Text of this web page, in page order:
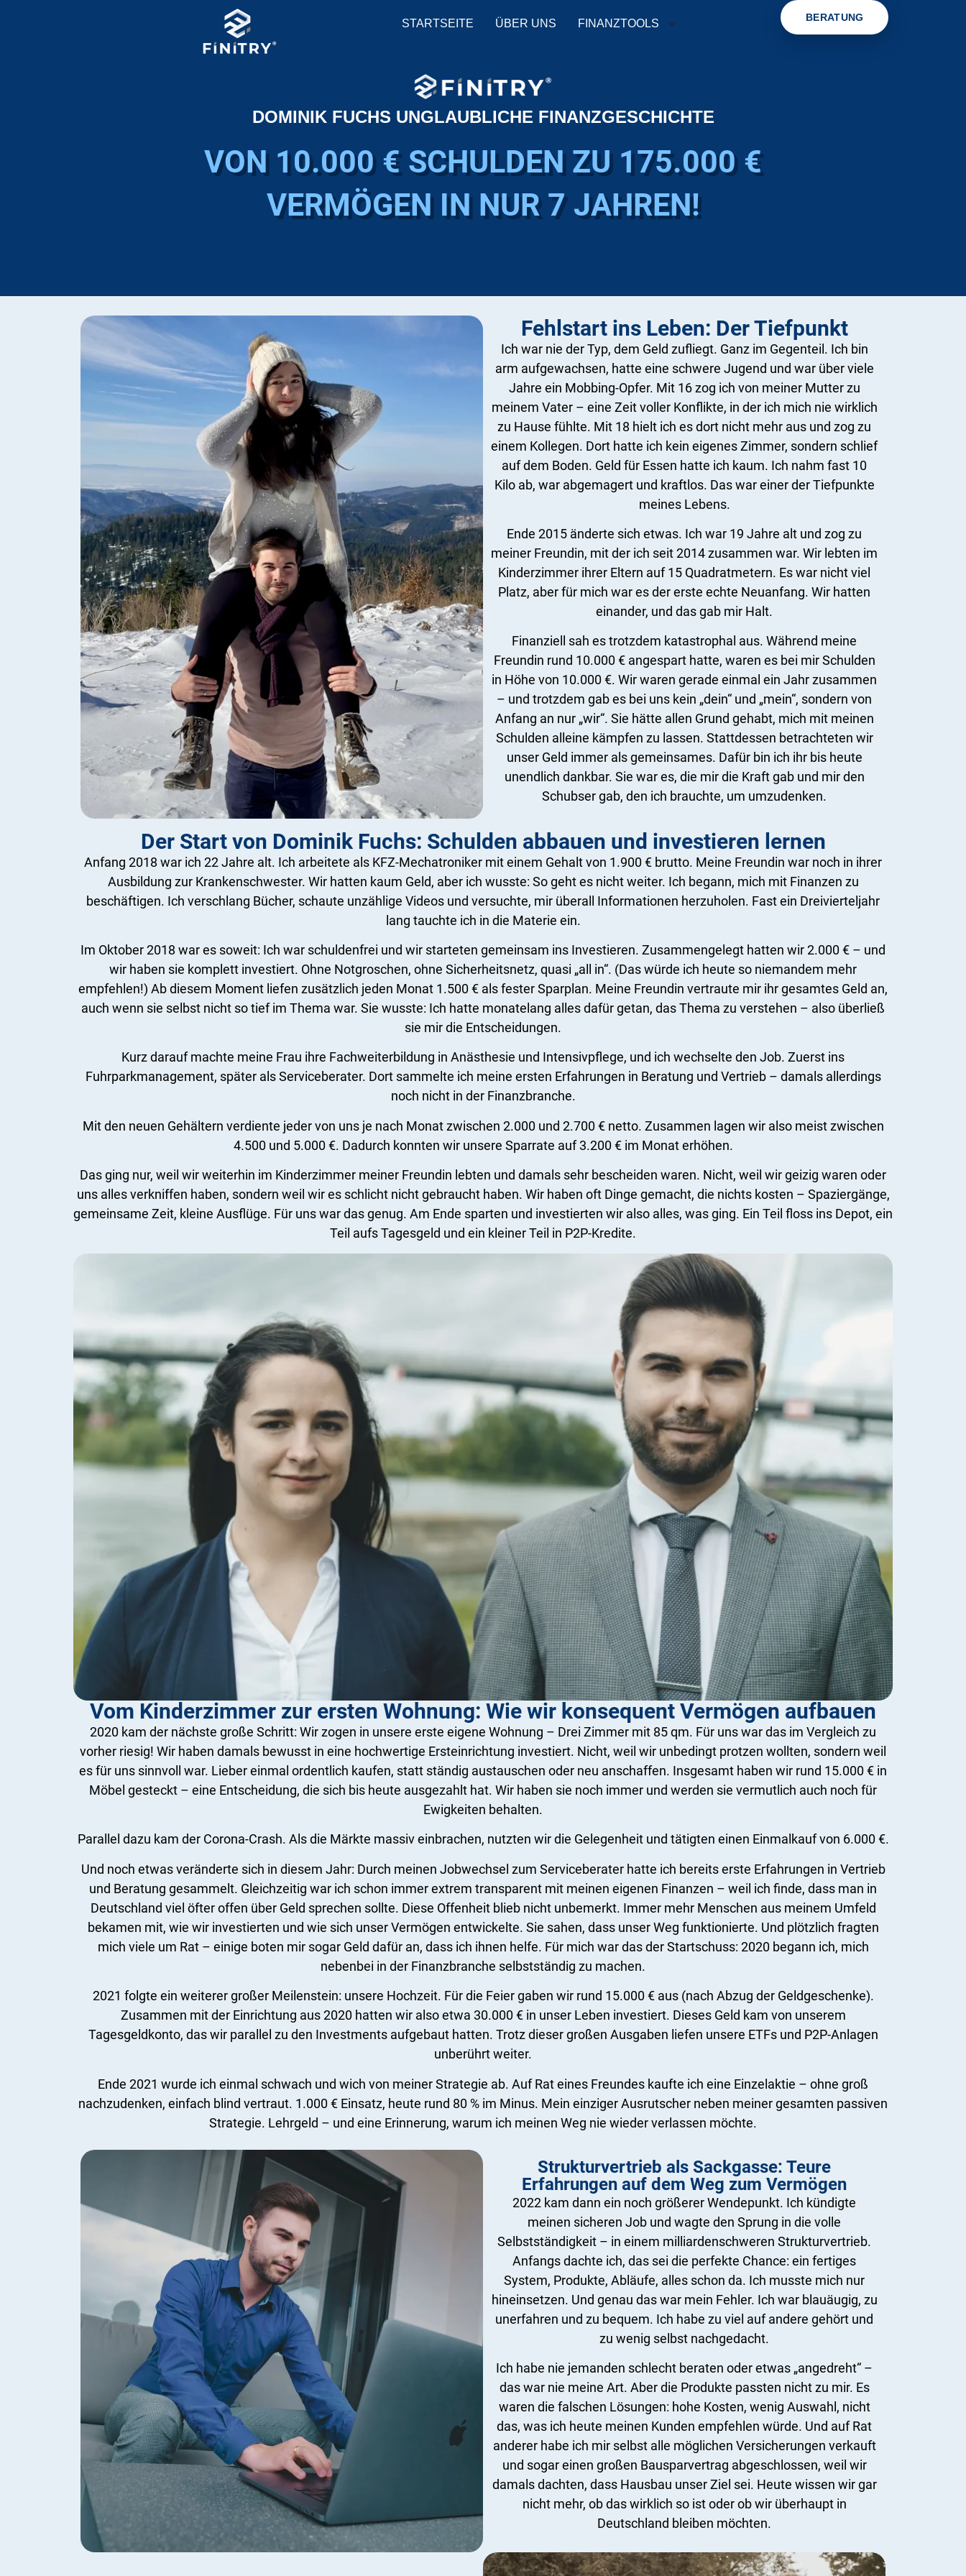
STARTSEITE ÜBER UNS FINANZTOOLS BERATUNG
DOMINIK FUCHS UNGLAUBLICHE FINANZGESCHICHTE
VON 10.000 € SCHULDEN ZU 175.000 €
VERMÖGEN IN NUR 7 JAHREN!
Fehlstart ins Leben: Der Tiefpunkt
Ich war nie der Typ, dem Geld zufliegt. Ganz im Gegenteil. Ich bin
arm aufgewachsen, hatte eine schwere Jugend und war über viele
Jahre ein Mobbing-Opfer. Mit 16 zog ich von meiner Mutter zu
meinem Vater – eine Zeit voller Konflikte, in der ich mich nie wirklich
zu Hause fühlte. Mit 18 hielt ich es dort nicht mehr aus und zog zu
einem Kollegen. Dort hatte ich kein eigenes Zimmer, sondern schlief
auf dem Boden. Geld für Essen hatte ich kaum. Ich nahm fast 10
Kilo ab, war abgemagert und kraftlos. Das war einer der Tiefpunkte
meines Lebens.
Ende 2015 änderte sich etwas. Ich war 19 Jahre alt und zog zu
meiner Freundin, mit der ich seit 2014 zusammen war. Wir lebten im
Kinderzimmer ihrer Eltern auf 15 Quadratmetern. Es war nicht viel
Platz, aber für mich war es der erste echte Neuanfang. Wir hatten
einander, und das gab mir Halt.
Finanziell sah es trotzdem katastrophal aus. Während meine
Freundin rund 10.000 € angespart hatte, waren es bei mir Schulden
in Höhe von 10.000 €. Wir waren gerade einmal ein Jahr zusammen
– und trotzdem gab es bei uns kein „dein“ und „mein“, sondern von
Anfang an nur „wir“. Sie hätte allen Grund gehabt, mich mit meinen
Schulden alleine kämpfen zu lassen. Stattdessen betrachteten wir
unser Geld immer als gemeinsames. Dafür bin ich ihr bis heute
unendlich dankbar. Sie war es, die mir die Kraft gab und mir den
Schubser gab, den ich brauchte, um umzudenken.
Der Start von Dominik Fuchs: Schulden abbauen und investieren lernen
Anfang 2018 war ich 22 Jahre alt. Ich arbeitete als KFZ-Mechatroniker mit einem Gehalt von 1.900 € brutto. Meine Freundin war noch in ihrer
Ausbildung zur Krankenschwester. Wir hatten kaum Geld, aber ich wusste: So geht es nicht weiter. Ich begann, mich mit Finanzen zu
beschäftigen. Ich verschlang Bücher, schaute unzählige Videos und versuchte, mir überall Informationen herzuholen. Fast ein Dreivierteljahr
lang tauchte ich in die Materie ein.
Im Oktober 2018 war es soweit: Ich war schuldenfrei und wir starteten gemeinsam ins Investieren. Zusammengelegt hatten wir 2.000 € – und
wir haben sie komplett investiert. Ohne Notgroschen, ohne Sicherheitsnetz, quasi „all in“. (Das würde ich heute so niemandem mehr
empfehlen!) Ab diesem Moment liefen zusätzlich jeden Monat 1.500 € als fester Sparplan. Meine Freundin vertraute mir ihr gesamtes Geld an,
auch wenn sie selbst nicht so tief im Thema war. Sie wusste: Ich hatte monatelang alles dafür getan, das Thema zu verstehen – also überließ
sie mir die Entscheidungen.
Kurz darauf machte meine Frau ihre Fachweiterbildung in Anästhesie und Intensivpflege, und ich wechselte den Job. Zuerst ins
Fuhrparkmanagement, später als Serviceberater. Dort sammelte ich meine ersten Erfahrungen in Beratung und Vertrieb – damals allerdings
noch nicht in der Finanzbranche.
Mit den neuen Gehältern verdiente jeder von uns je nach Monat zwischen 2.000 und 2.700 € netto. Zusammen lagen wir also meist zwischen
4.500 und 5.000 €. Dadurch konnten wir unsere Sparrate auf 3.200 € im Monat erhöhen.
Das ging nur, weil wir weiterhin im Kinderzimmer meiner Freundin lebten und damals sehr bescheiden waren. Nicht, weil wir geizig waren oder
uns alles verkniffen haben, sondern weil wir es schlicht nicht gebraucht haben. Wir haben oft Dinge gemacht, die nichts kosten – Spaziergänge,
gemeinsame Zeit, kleine Ausflüge. Für uns war das genug. Am Ende sparten und investierten wir also alles, was ging. Ein Teil floss ins Depot, ein
Teil aufs Tagesgeld und ein kleiner Teil in P2P-Kredite.
Vom Kinderzimmer zur ersten Wohnung: Wie wir konsequent Vermögen aufbauen
2020 kam der nächste große Schritt: Wir zogen in unsere erste eigene Wohnung – Drei Zimmer mit 85 qm. Für uns war das im Vergleich zu
vorher riesig! Wir haben damals bewusst in eine hochwertige Ersteinrichtung investiert. Nicht, weil wir unbedingt protzen wollten, sondern weil
es für uns sinnvoll war. Lieber einmal ordentlich kaufen, statt ständig austauschen oder neu anschaffen. Insgesamt haben wir rund 15.000 € in
Möbel gesteckt – eine Entscheidung, die sich bis heute ausgezahlt hat. Wir haben sie noch immer und werden sie vermutlich auch noch für
Ewigkeiten behalten.
Parallel dazu kam der Corona-Crash. Als die Märkte massiv einbrachen, nutzten wir die Gelegenheit und tätigten einen Einmalkauf von 6.000 €.
Und noch etwas veränderte sich in diesem Jahr: Durch meinen Jobwechsel zum Serviceberater hatte ich bereits erste Erfahrungen in Vertrieb
und Beratung gesammelt. Gleichzeitig war ich schon immer extrem transparent mit meinen eigenen Finanzen – weil ich finde, dass man in
Deutschland viel öfter offen über Geld sprechen sollte. Diese Offenheit blieb nicht unbemerkt. Immer mehr Menschen aus meinem Umfeld
bekamen mit, wie wir investierten und wie sich unser Vermögen entwickelte. Sie sahen, dass unser Weg funktionierte. Und plötzlich fragten
mich viele um Rat – einige boten mir sogar Geld dafür an, dass ich ihnen helfe. Für mich war das der Startschuss: 2020 begann ich, mich
nebenbei in der Finanzbranche selbstständig zu machen.
2021 folgte ein weiterer großer Meilenstein: unsere Hochzeit. Für die Feier gaben wir rund 15.000 € aus (nach Abzug der Geldgeschenke).
Zusammen mit der Einrichtung aus 2020 hatten wir also etwa 30.000 € in unser Leben investiert. Dieses Geld kam von unserem
Tagesgeldkonto, das wir parallel zu den Investments aufgebaut hatten. Trotz dieser großen Ausgaben liefen unsere ETFs und P2P-Anlagen
unberührt weiter.
Ende 2021 wurde ich einmal schwach und wich von meiner Strategie ab. Auf Rat eines Freundes kaufte ich eine Einzelaktie – ohne groß
nachzudenken, einfach blind vertraut. 1.000 € Einsatz, heute rund 80 % im Minus. Mein einziger Ausrutscher neben meiner gesamten passiven
Strategie. Lehrgeld – und eine Erinnerung, warum ich meinen Weg nie wieder verlassen möchte.
Strukturvertrieb als Sackgasse: Teure
Erfahrungen auf dem Weg zum Vermögen
2022 kam dann ein noch größerer Wendepunkt. Ich kündigte
meinen sicheren Job und wagte den Sprung in die volle
Selbstständigkeit – in einem milliardenschweren Strukturvertrieb.
Anfangs dachte ich, das sei die perfekte Chance: ein fertiges
System, Produkte, Abläufe, alles schon da. Ich musste mich nur
hineinsetzen. Und genau das war mein Fehler. Ich war blauäugig, zu
unerfahren und zu bequem. Ich habe zu viel auf andere gehört und
zu wenig selbst nachgedacht.
Ich habe nie jemanden schlecht beraten oder etwas „angedreht“ –
das war nie meine Art. Aber die Produkte passten nicht zu mir. Es
waren die falschen Lösungen: hohe Kosten, wenig Auswahl, nicht
das, was ich heute meinen Kunden empfehlen würde. Und auf Rat
anderer habe ich mir selbst alle möglichen Versicherungen verkauft
und sogar einen großen Bausparvertrag abgeschlossen, weil wir
damals dachten, dass Hausbau unser Ziel sei. Heute wissen wir gar
nicht mehr, ob das wirklich so ist oder ob wir überhaupt in
Deutschland bleiben möchten.